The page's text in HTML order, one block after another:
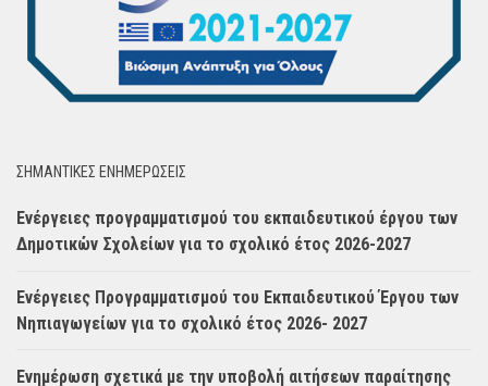
ΣΗΜΑΝΤΙΚΈΣ ΕΝΗΜΈΡΩΣΕΙΣ
Ενέργειες προγραμματισμού του εκπαιδευτικού έργου των
Δημοτικών Σχολείων για το σχολικό έτος 2026-2027
Ενέργειες Προγραμματισμού του Εκπαιδευτικού Έργου των
Νηπιαγωγείων για το σχολικό έτος 2026- 2027
Ενημέρωση σχετικά με την υποβολή αιτήσεων παραίτησης